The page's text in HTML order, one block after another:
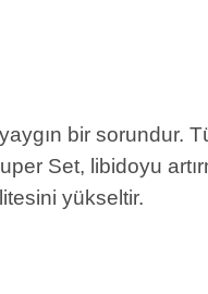
bir sorundur.
Set, libidoyu
yükseltir.